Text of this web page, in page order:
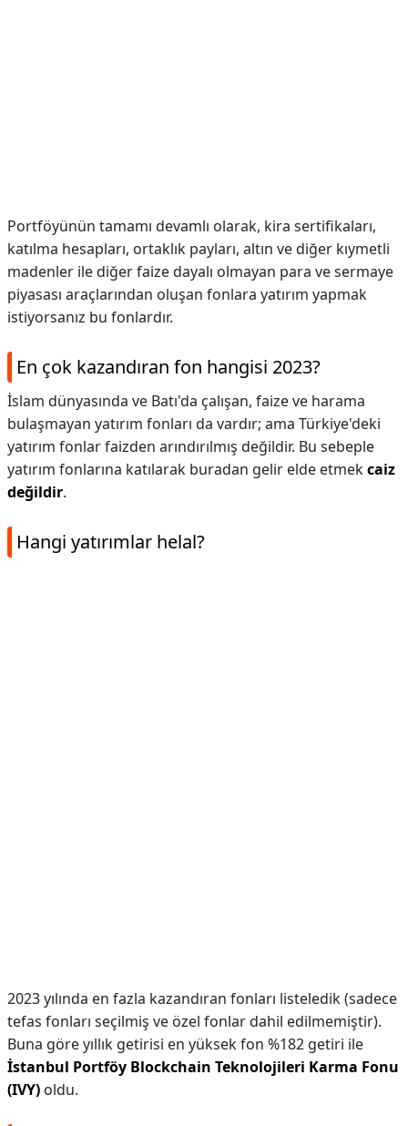
Portföyünün tamamı devamlı olarak, kira sertifikaları,
katılma hesapları, ortaklık payları, altın ve diğer kıymetli
madenler ile diğer faize dayalı olmayan para ve sermaye
piyasası araçlarından oluşan fonlara yatırım yapmak
istiyorsanız bu fonlardır.
En çok kazandıran fon hangisi 2023?
İslam dünyasında ve Batı'da çalışan, faize ve harama
bulaşmayan yatırım fonları da vardır; ama Türkiye'deki
yatırım fonlar faizden arındırılmış değildir. Bu sebeple
yatırım fonlarına katılarak buradan gelir elde etmekcaiz
değildir.
Hangi yatırımlar helal?
2023 yılında en fazla kazandıran fonları listeledik (sadece
tefas fonları seçilmiş ve özel fonlar dahil edilmemiştir).
Buna göre yıllık getirisi en yüksek fon %182 getiri ile
İstanbul Portföy Blockchain Teknolojileri Karma Fonu
(IVY) oldu.